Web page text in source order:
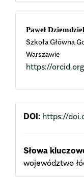
Main
Article
Content
Paweł
Szkoła Główna
Warszawie
https://
DOI: https://
Słowa
województwo